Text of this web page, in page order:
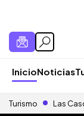
InicioNoticias
Turismo Las